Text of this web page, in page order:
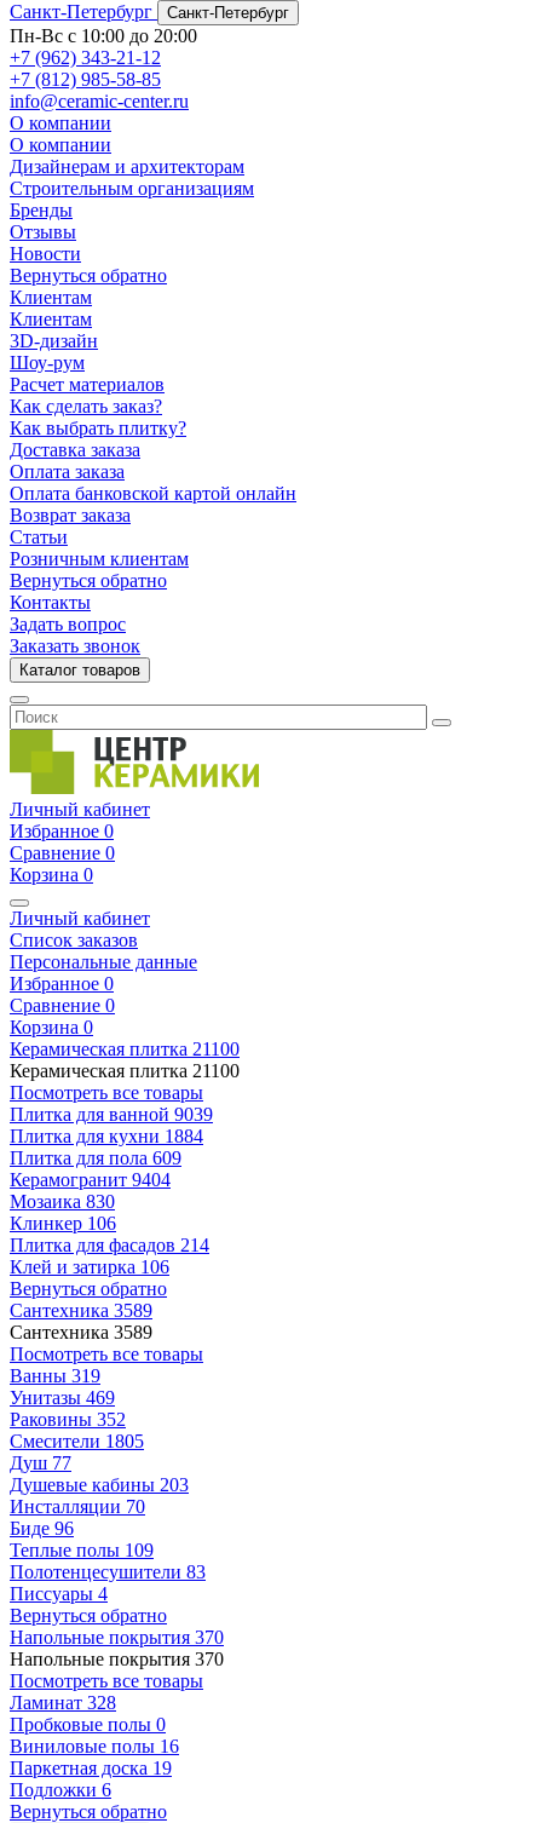
Санкт-Петербург
Санкт-Петербург
Пн-Вс с 10:00 до 20:00
+7 (962) 343-21-12
+7 (812) 985-58-85
info@ceramic-center.ru
О компании
О компании
Дизайнерам и архитекторам
Строительным организациям
Бренды
Отзывы
Новости
Вернуться обратно
Клиентам
Клиентам
3D-дизайн
Шоу-рум
Расчет материалов
Как сделать заказ?
Как выбрать плитку?
Доставка заказа
Оплата заказа
Оплата банковской картой онлайн
Возврат заказа
Статьи
Розничным клиентам
Вернуться обратно
Контакты
Задать вопрос
Заказать звонок
Каталог товаров
Личный кабинет
Избранное 0
Сравнение 0
Корзина 0
Личный кабинет
Список заказов
Персональные данные
Избранное 0
Сравнение 0
Корзина 0
Керамическая плитка 21100
Керамическая плитка 21100
Посмотреть все товары
Плитка для ванной 9039
Плитка для кухни 1884
Плитка для пола 609
Керамогранит 9404
Мозаика 830
Клинкер 106
Плитка для фасадов 214
Клей и затирка 106
Вернуться обратно
Сантехника 3589
Сантехника 3589
Посмотреть все товары
Ванны 319
Унитазы 469
Раковины 352
Смесители 1805
Душ 77
Душевые кабины 203
Инсталляции 70
Биде 96
Теплые полы 109
Полотенцесушители 83
Писсуары 4
Вернуться обратно
Напольные покрытия 370
Напольные покрытия 370
Посмотреть все товары
Ламинат 328
Пробковые полы 0
Виниловые полы 16
Паркетная доска 19
Подложки 6
Вернуться обратно